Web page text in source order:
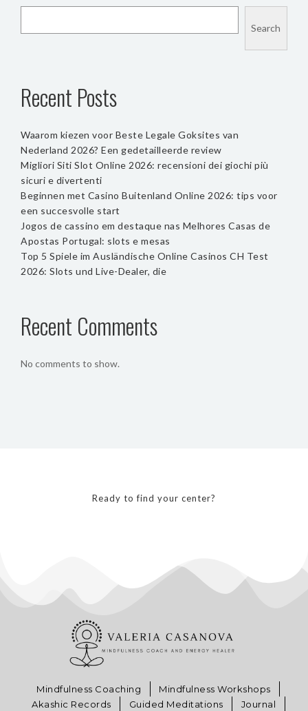
Search
Recent Posts
Waarom kiezen voor Beste Legale Goksites van
Nederland 2026? Een gedetailleerde review
Migliori Siti Slot Online 2026: recensioni dei giochi più
sicuri e divertenti
Beginnen met Casino Buitenland Online 2026: tips voor
een succesvolle start
Jogos de cassino em destaque nas Melhores Casas de
Apostas Portugal: slots e mesas
Top 5 Spiele im Ausländische Online Casinos CH Test
2026: Slots und Live-Dealer, die
Recent Comments
No comments to show.
Ready to find your center?
Mindfulness Coaching
Mindfulness Workshops
Akashic Records
Guided Meditations Journal